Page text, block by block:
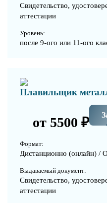
Свидетельство,
аттестации
Уровень:
после 9-ого или 11-ого
Плавильщик
от 5500 ₽
Формат:
Дистанционно (онлайн) /
Выдаваемый документ:
Свидетельство,
аттестации